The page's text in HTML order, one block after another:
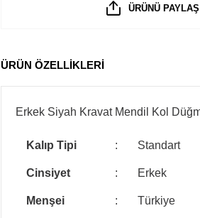
ÜRÜNÜ PAYLAŞ
ÜRÜN ÖZELLİKLERİ
Erkek Siyah Kravat Mendil Kol
Kalıp Tipi : Standart
Cinsiyet : Erkek
Menşei :
Türkiye